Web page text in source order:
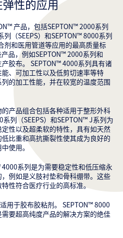
性的应用
产品，包括SEPTON™ 2000系列
列（SEEPS）和SEPTON™ 8000系列
剂和医用管道等应用的最高质量标
品，例如SEPTON™ 2000系列和
胶布。 SEPTON™ 4000系列具有诸
、可加工性以及低剪切速率等特
的加工性能，并在较宽的温度范围
产品组合包括各种适用于整形外科
列（SEEPS）和SEPTON™ J系列为
性以及超柔软的特性，具有如天然
比重和高抗撕裂性使其成为良好的
使用。
系列是为需要稳定性和低压缩永
例如是义肢衬垫和骨科绷带。这些
性符合医疗行业的高标准。
用于胶布胶粘剂。 SEPTON™ 8000
要超高纯度产品的解决方案的绝佳